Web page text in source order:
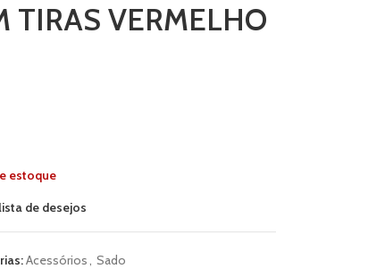
TIRAS VERMELHO
estoque
de desejos
Acessórios, Sado